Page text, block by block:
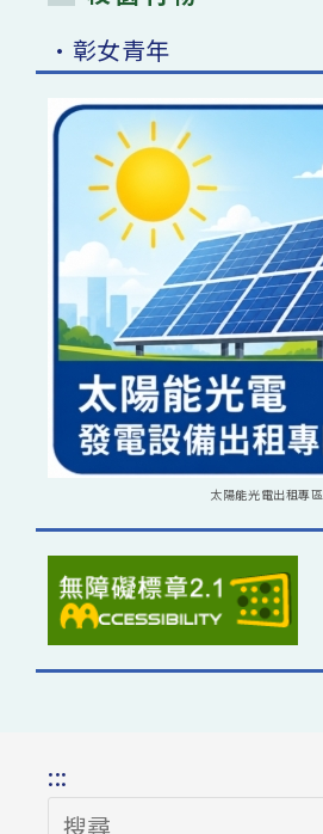
•彰女青年
太陽能光電出租專區
:::
搜